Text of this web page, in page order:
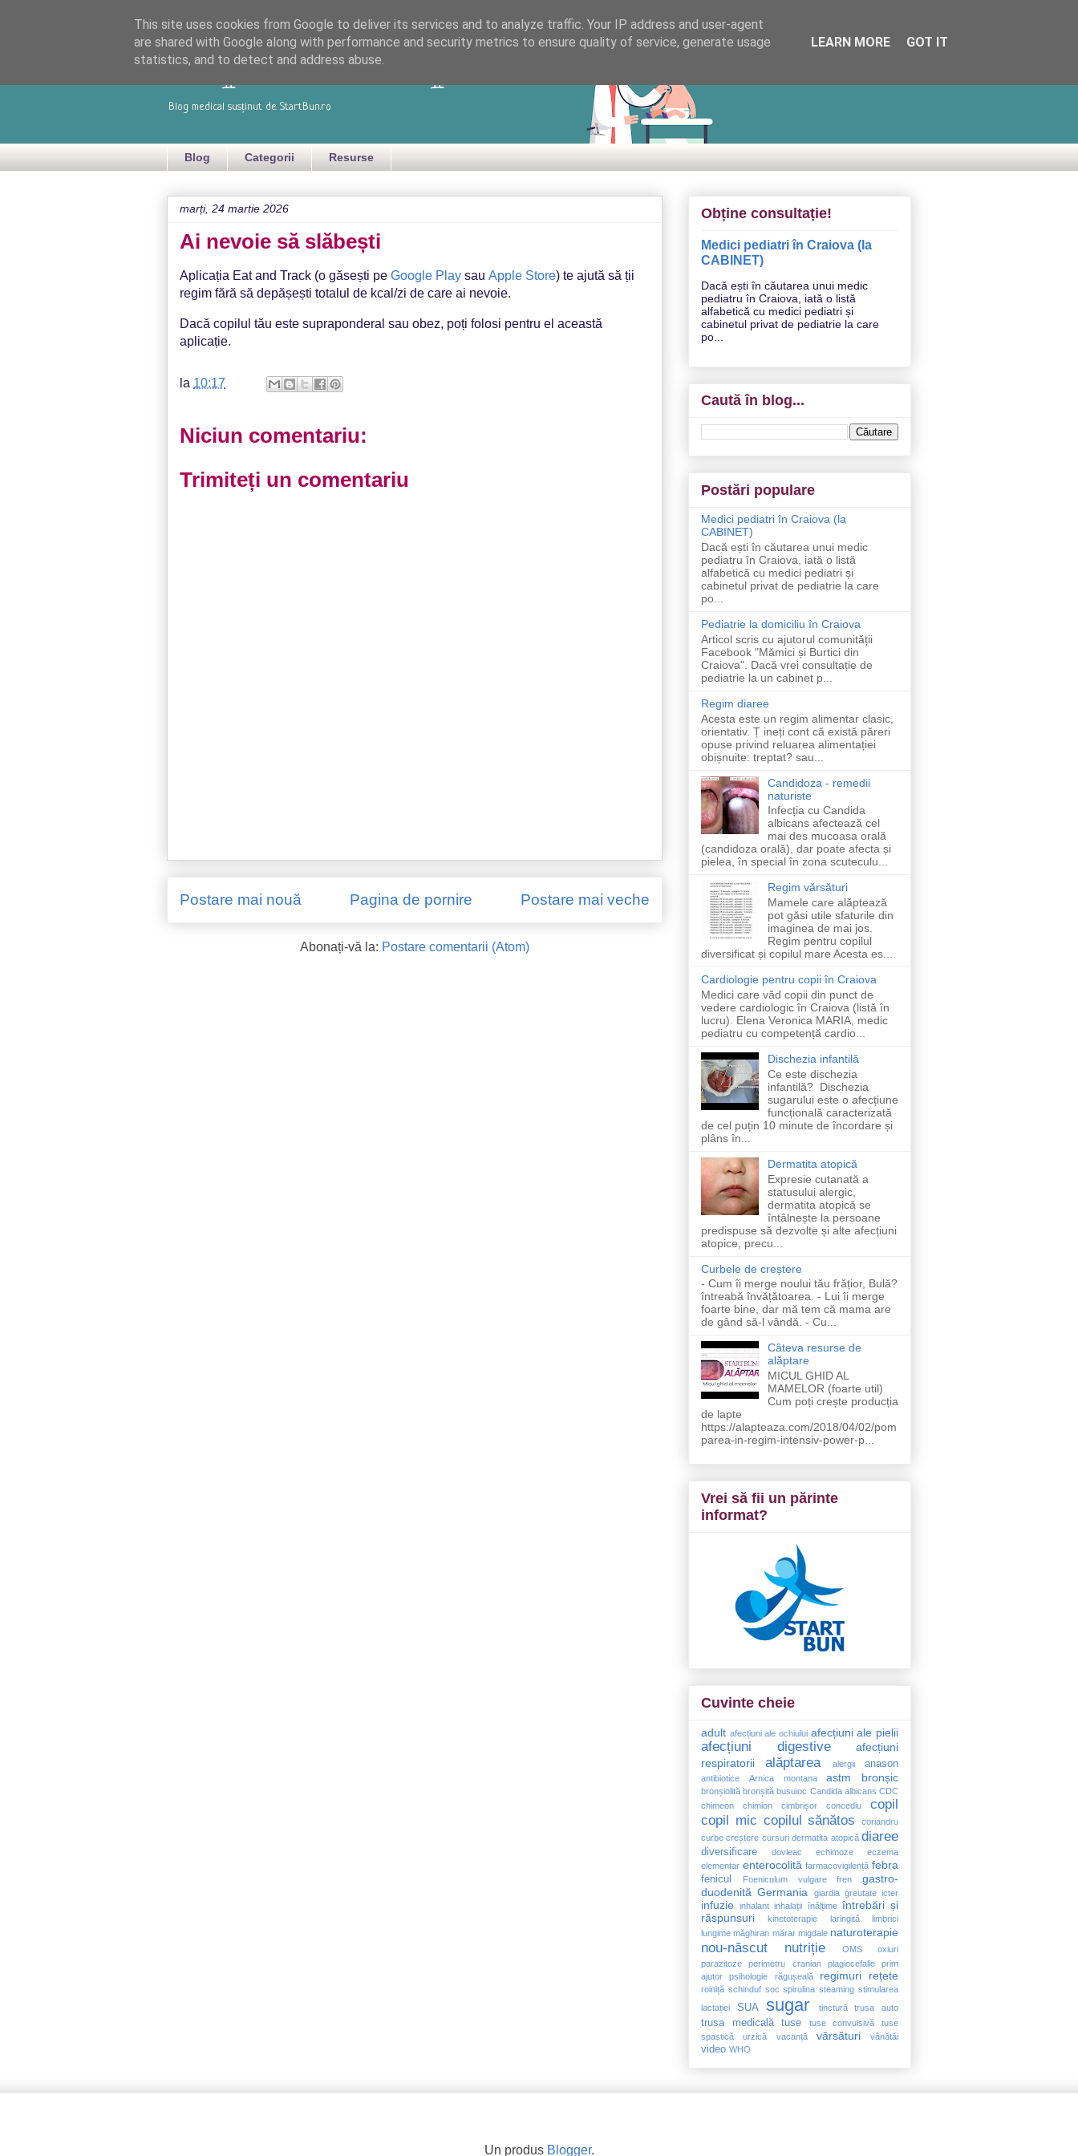
Dispensarul copiilor
Blog medical susținut de StartBun.ro
Blog Categorii Resurse
marți, 24 martie 2026
Ai nevoie să slăbești
Aplicația Eat and Track (o găsești pe Google Play sau Apple Store) te ajută să ții
regim fără să depășești totalul de kcal/zi de care ai nevoie.
Dacă copilul tău este supraponderal sau obez, poți folosi pentru el această
aplicație.
la 10:17
Niciun comentariu:
Trimiteți un comentariu
Postare mai nouă Postare mai veche
Pagina de pornire
Abonați-vă la: Postare comentarii (Atom)
Obține consultație!
Medici pediatri în Craiova (la
CABINET)
Dacă ești în căutarea unui medic
pediatru în Craiova, iată o listă
alfabetică cu medici pediatri și
cabinetul privat de pediatrie la care
po...
Caută în blog...
Postări populare
Medici pediatri în Craiova (la
CABINET)
Dacă ești în căutarea unui medic
pediatru în Craiova, iată o listă
alfabetică cu medici pediatri și
cabinetul privat de pediatrie la care
po...
Pediatrie la domiciliu în Craiova
Articol scris cu ajutorul comunității
Facebook "Mămici și Burtici din
Craiova". Dacă vrei consultație de
pediatrie la un cabinet p...
Regim diaree
Acesta este un regim alimentar clasic,
orientativ. Ț ineți cont că există păreri
opuse privind reluarea alimentației
obișnuite: treptat? sau...
Candidoza - remedii
naturiste
Infecția cu Candida
albicans afectează cel
mai des mucoasa orală
(candidoza orală), dar poate afecta și
pielea, în special în zona scuteculu...
Regim vărsături
Mamele care alăptează
pot găsi utile sfaturile din
imaginea de mai jos.
Regim pentru copilul
diversificat și copilul mare Acesta es...
Cardiologie pentru copii în Craiova
Medici care văd copii din punct de
vedere cardiologic în Craiova (listă în
lucru). Elena Veronica MARIA, medic
pediatru cu competență cardio...
Dischezia infantilă
Ce este dischezia
infantilă? Dischezia
sugarului este o afecțiune
funcțională caracterizată
de cel puțin 10 minute de încordare și
plâns în...
Dermatita atopică
Expresie cutanată a
statusului alergic,
dermatita atopică se
întâlnește la persoane
predispuse să dezvolte și alte afecțiuni
atopice, precu...
Curbele de creștere
- Cum îi merge noului tău frățior, Bulă?
întreabă învățătoarea. - Lui îi merge
foarte bine, dar mă tem că mama are
de gând să-l vândă. - Cu...
Câteva resurse de
alăptare
MICUL GHID AL
MAMELOR (foarte util)
Cum poți crește producția
de lapte
https://alapteaza.com/2018/04/02/pom
parea-in-regim-intensiv-power-p...
Vrei să fii un părinte
informat?
Cuvinte cheie
adult afecțiuni ale ochiului afecțiuni ale pielii
afecțiuni digestive
afecțiuni
respiratorii
alăptarea alergii anason
antibiotice Arnica montana astm bronșic
bronșiolită bronșită busuioc Candida albicans CDC
chimeon
chimion cimbrișor concediu
copil
copil mic copilul sănătos
coriandru
curbe creștere cursuri dermatita atopică diaree
diversificare dovleac echimoze
eczema
elementar enterocolită farmacovigilență febra
fenicul Foeniculum vulgare fren
gastro-
duodenită Germania giardia greutate icter
infuzie inhalant inhalații înălțime întrebări și
răspunsuri
kinetoterapie laringită
limbrici
lungime măghiran mărar migdale naturoterapie
nou-născut nutriție OMS
oxiuri
parazitoze
perimetru cranian plagiocefalie
prim
ajutor
psihologie răgușeală regimuri rețete
roiniță schinduf soc spirulina steaming stimularea
lactației
SUA sugar tinctură trusa auto
trusa medicală tuse tuse convulsivă
tuse
spastică
urzică vacanță vărsături vânătăi
video WHO
Un produs Blogger.
This site uses cookies from Google to deliver its services and to analyze traffic. Your IP address and user-agent
are shared with Google along with performance and security metrics to ensure quality of service, generate usage
statistics, and to detect and address abuse.
LEARN MORE GOT IT